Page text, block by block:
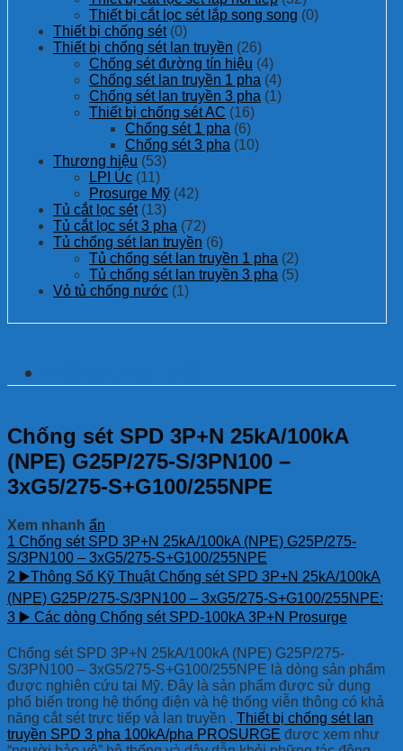
Thiết bị cắt lọc sét lắp song song (0)
Thiết bị chống sét (0)
Thiết bị chống sét lan truyền (26)
Chống sét đường tín hiệu (4)
Chống sét lan truyền 1 pha (4)
Chống sét lan truyền 3 pha (1)
Thiết bị chống sét AC (16)
Chống sét 1 pha (6)
Chống sét 3 pha (10)
Thương hiệu (53)
LPI Úc (11)
Prosurge Mỹ (42)
Tủ cắt lọc sét (13)
Tủ cắt lọc sét 3 pha (72)
Tủ chống sét lan truyền (6)
Tủ chống sét lan truyền 1 pha (2)
Tủ chống sét lan truyền 3 pha (5)
Vỏ tủ chống nước (1)
Chống sét SPD 3P+N 25kA/100kA
(NPE) G25P/275-S/3PN100 –
3xG5/275-S+G100/255NPE
Xem nhanh ẩn
1 Chống sét SPD 3P+N 25kA/100kA (NPE) G25P/275-
S/3PN100 – 3xG5/275-S+G100/255NPE
2 ▶️Thông Số Kỹ Thuật Chống sét SPD 3P+N 25kA/100kA
(NPE) G25P/275-S/3PN100 – 3xG5/275-S+G100/255NPE:
3 ▶️ Các dòng Chống sét SPD-100kA 3P+N Prosurge
Chống sét SPD 3P+N 25kA/100kA (NPE) G25P/275-
S/3PN100 – 3xG5/275-S+G100/255NPE là dòng sản phẩm
được nghiên cứu tại Mỹ. Đây là sản phẩm được sử dụng
phổ biến trong hệ thống điện và hệ thống viễn thông có khả
năng cắt sét trực tiếp và lan truyền . Thiết bị chống sét lan
truyền SPD 3 pha 100kA/pha PROSURGE được xem như